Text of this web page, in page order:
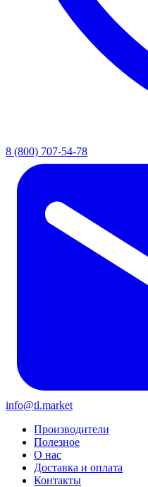
8 (800) 707-54-78
info@tl.market
Производители
Полезное
О нас
Доставка и оплата
Контакты